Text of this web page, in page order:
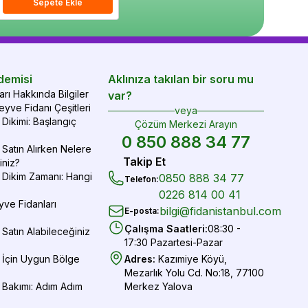
Sepete EkleSepete Ekle
Hakkında Bilgiler
Fidanı Çeşitleri
Başlangıç
Alırken Nelere
Zamanı: Hangi
Fidanları
Alabileceğiniz
İçin Uygun Bölge
Adım Adım
Aklınıza takılan bir soru mu
var?
veya
Çözüm Merkezi Arayın
0 850 888 34 77
Takip Et
Telefon:0850 888 34 77
0226 814 00 41
E-posta:bilgi@fidanistanbul.com
Çalışma Saatleri:08:30 -
17:30 Pazartesi-Pazar
Adres: Kazımiye Köyü,
Mezarlık Yolu Cd. No:18, 77100
Merkez Yalova